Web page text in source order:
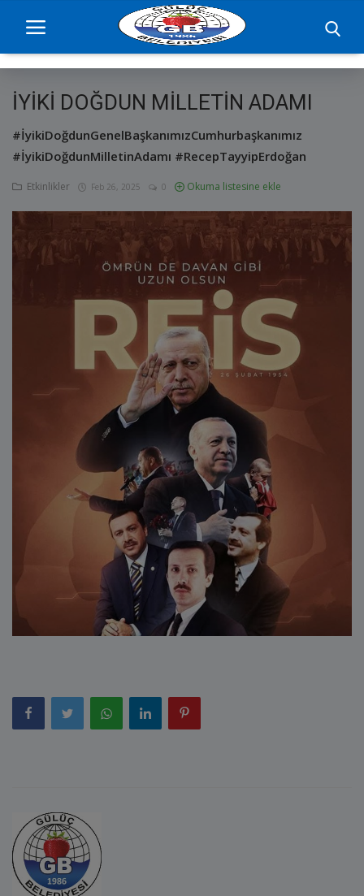
projelerimiz
Başkan
Hizmetler
İYİKİ DOĞDUN MİLLETİN ADAMI
#İyikiDoğdunGenelBaşkanımızCumhurbaşkanımız
#İyikiDoğdunMilletinAdamı #RecepTayyipErdoğan
Etkinlikler Feb 26, 2025 0 Okuma listesine ekle